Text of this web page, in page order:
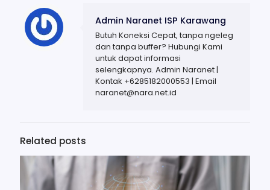
Admin Naranet ISP Karawang
Butuh Koneksi Cepat, tanpa ngeleg
dan tanpa buffer? Hubungi Kami
untuk dapat informasi
selengkapnya. Admin Naranet |
Kontak +6285182000553 | Email
naranet@nara.net.id
Related posts